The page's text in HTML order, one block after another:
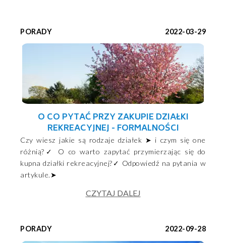
PORADY 2022-03-29
O CO PYTAĆ PRZY ZAKUPIE DZIAŁKI
REKREACYJNEJ - FORMALNOŚCI
Czy wiesz jakie są rodzaje działek ➤ i czym się one
różnią?✓ O co warto zapytać przymierzając się do
kupna działki rekreacyjnej?✓ Odpowiedź na pytania w
artykule.➤
CZYTAJ DALEJ
PORADY 2022-09-28